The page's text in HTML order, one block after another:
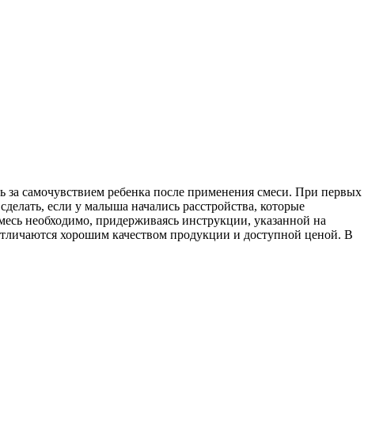
за самочувствием ребенка после применения смеси. При первых
если у малыша начались расстройства, которые
необходимо, придерживаясь инструкции, указанной на
хорошим качеством продукции и доступной ценой. В